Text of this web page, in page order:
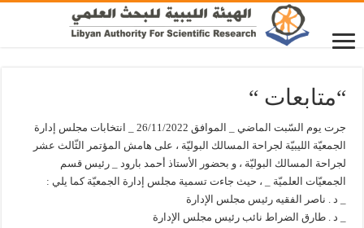
“متابعات “
جرت يوم السّبت الماضي _ الموافق 26/11/2022 _ انتخابات مجلس إدارة
الجمعيّة الليبيّة لجراحة المسالك البوليّة ، على هامش المؤتمر الثّالث عشر
لجراحة المسالك البوليّة ، و بحضور الأستاذ أحمد بارود _ رئيس قسم
الجمعيّات العلميّة _ ، حيث جاءت تسمية مجلس إدارة الجمعيّة كما يلي :
_ د . ناصر الفقيه رئيس مجلس الإدارة
_ د . طارق الضراط نائب رئيس مجلس الإدارة